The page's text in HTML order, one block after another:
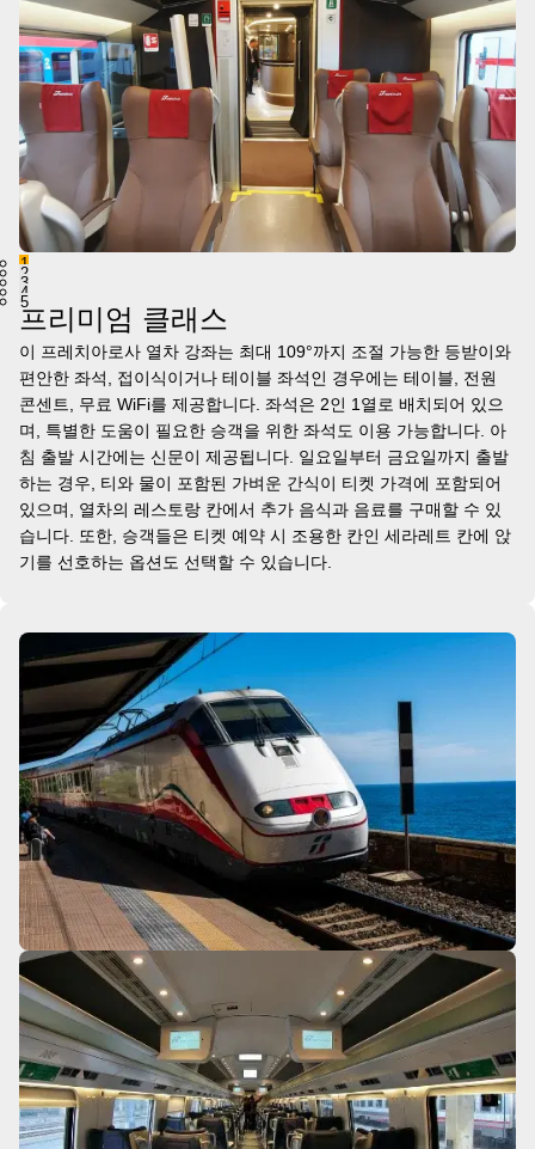
1
2
3
4
5
프리미엄 클래스
이 프레치아로사 열차 강좌는 최대 109°까지 조절 가능한 등받이와
편안한 좌석, 접이식이거나 테이블 좌석인 경우에는 테이블, 전원
콘센트, 무료 WiFi를 제공합니다. 좌석은 2인 1열로 배치되어 있으
며, 특별한 도움이 필요한 승객을 위한 좌석도 이용 가능합니다. 아
침 출발 시간에는 신문이 제공됩니다. 일요일부터 금요일까지 출발
하는 경우, 티와 물이 포함된 가벼운 간식이 티켓 가격에 포함되어
있으며, 열차의 레스토랑 칸에서 추가 음식과 음료를 구매할 수 있
습니다. 또한, 승객들은 티켓 예약 시 조용한 칸인 세라레트 칸에 앉
기를 선호하는 옵션도 선택할 수 있습니다.